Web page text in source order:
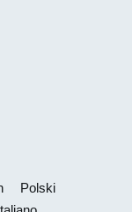
Polski